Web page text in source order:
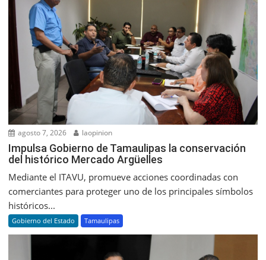
agosto 7, 2026 laopinion
Impulsa Gobierno de Tamaulipas la conservación
del histórico Mercado Argüelles
Mediante el ITAVU, promueve acciones coordinadas con
comerciantes para proteger uno de los principales símbolos
históricos...
Gobierno del Estado Tamaulipas